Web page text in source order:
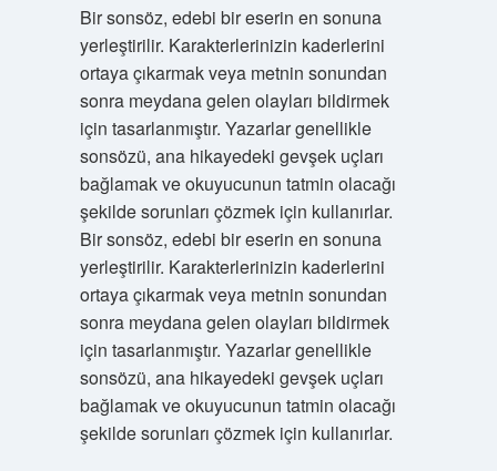
Bir sonsöz, edebi bir eserin en sonuna
yerleştirilir. Karakterlerinizin kaderlerini
ortaya çıkarmak veya metnin sonundan
sonra meydana gelen olayları bildirmek
için tasarlanmıştır. Yazarlar genellikle
sonsözü, ana hikayedeki gevşek uçları
bağlamak ve okuyucunun tatmin olacağı
şekilde sorunları çözmek için kullanırlar.
Bir sonsöz, edebi bir eserin en sonuna
yerleştirilir. Karakterlerinizin kaderlerini
ortaya çıkarmak veya metnin sonundan
sonra meydana gelen olayları bildirmek
için tasarlanmıştır. Yazarlar genellikle
sonsözü, ana hikayedeki gevşek uçları
bağlamak ve okuyucunun tatmin olacağı
şekilde sorunları çözmek için kullanırlar.